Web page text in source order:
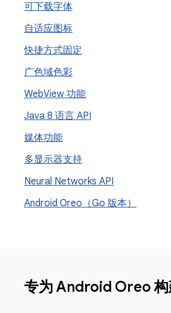
可下载字体
自适应图标
快捷方式固定
广色域色彩
WebView 功能
Java 8 语言 API
媒体功能
多显示器支持
Neural Networks API
Android Oreo（Go 版本）
专为 Android Oreo